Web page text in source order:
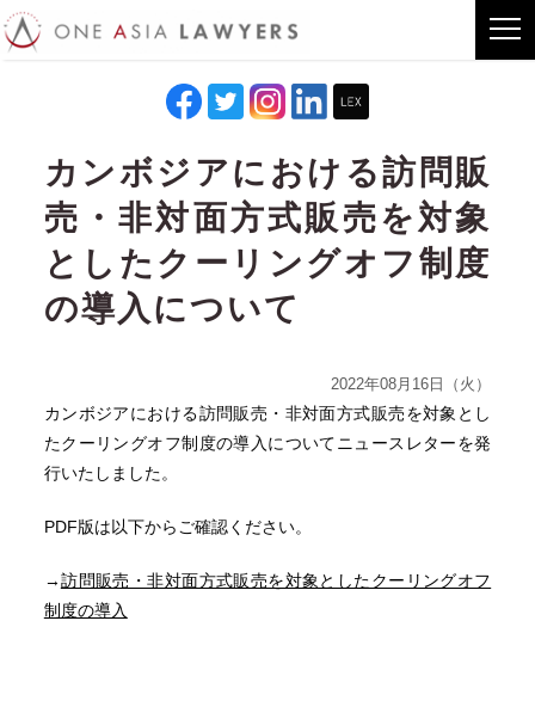
カンボジアにおける訪問販
売・非対面方式販売を対象
としたクーリングオフ制度
の導入について
2022年08月16日（火）
カンボジアにおける訪問販売・非対面方式販売を対象とし
たクーリングオフ制度の導入についてニュースレターを発
行いたしました。
PDF版は以下からご確認ください。
→訪問販売・非対面方式販売を対象としたクーリングオフ
制度の導入